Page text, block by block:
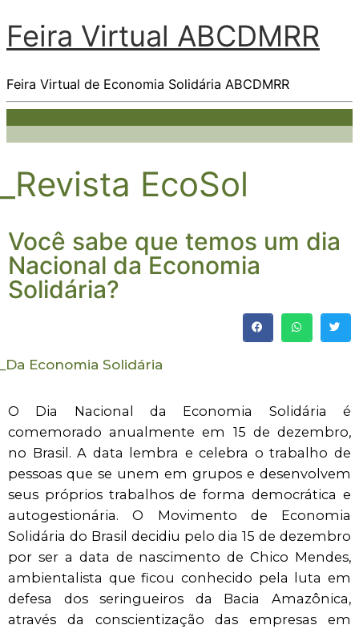
Feira Virtual ABCDMRR
Feira Virtual de Economia Solidária ABCDMRR
_Revista EcoSol
Você sabe que temos um dia
Nacional da Economia
Solidária?
Da Economia Solidária
O Dia Nacional da Economia Solidária é
comemorado anualmente em 15 de dezembro,
no Brasil. A data lembra e celebra o trabalho de
pessoas que se unem em grupos e desenvolvem
seus próprios trabalhos de forma democrática e
autogestionária. O Movimento de Economia
Solidária do Brasil decidiu pelo dia 15 de dezembro
por ser a data de nascimento de Chico Mendes,
ambientalista que ficou conhecido pela luta em
defesa dos seringueiros da Bacia Amazônica,
através da conscientização das empresas em